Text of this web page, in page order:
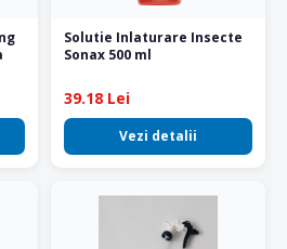
Solutie Inlaturare Insecte
Sonax 500 ml
39.18 Lei
Vezi detalii